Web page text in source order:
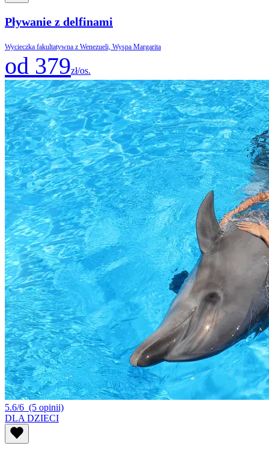
Pływanie z delfinami
Wycieczka fakultatywna z Wenezueli, Wyspa Margarita
od 379zł/os.
5.6/6 (5 opinii)
DLA DZIECI